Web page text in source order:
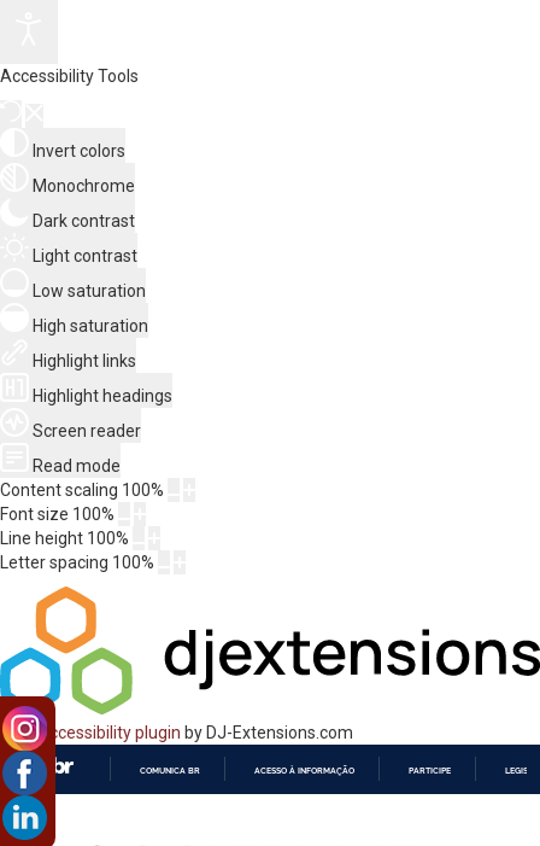
Accessibility Tools
Invert colors
Monochrome
Dark contrast
Light contrast
Low saturation
High saturation
Highlight links
Highlight headings
Screen reader
Read mode
Content scaling 100%
Font size 100%
Line height 100%
Letter spacing 100%
Web Accessibility plugin by DJ-Extensions.com
COMUNICA BR ACESSO À INFORMAÇÃO PARTICIPE